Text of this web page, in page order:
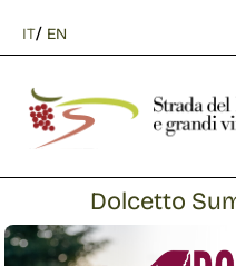
IT/ EN
Dolcetto